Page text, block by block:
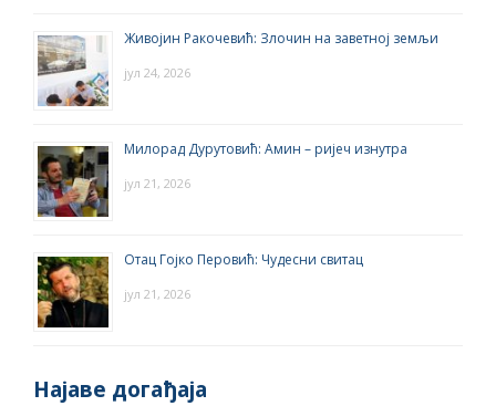
Живојин Ракочевић: Злочин на заветној земљи
јул 24, 2026
Милорад Дурутовић: Амин – ријеч изнутра
јул 21, 2026
Отац Гојко Перовић: Чудесни свитац
јул 21, 2026
Најаве догађаја